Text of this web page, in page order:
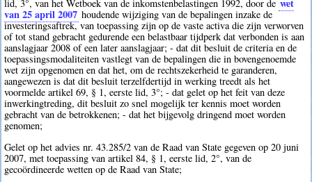
lid, 3°, van het Wetboek van de inkomstenbelastingen 1992, door de wet
van 25 april 2007 houdende wijziging van de bepalingen inzake de
investeringsaftrek, van toepassing zijn op de vaste activa die zijn verworven
of tot stand gebracht gedurende een belastbaar tijdperk dat verbonden is aan
aanslagjaar 2008 of een later aanslagjaar; - dat dit besluit de criteria en de
toepassingsmodaliteiten vastlegt van de bepalingen die in bovengenoemde
wet zijn opgenomen en dat het, om de rechtszekerheid te garanderen,
aangewezen is dat dit besluit terzelfdertijd in werking treedt als het
voormelde artikel 69, § 1, eerste lid, 3°; - dat gelet op het feit van deze
inwerkingtreding, dit besluit zo snel mogelijk ter kennis moet worden
gebracht van de betrokkenen; - dat het bijgevolg dringend moet worden
genomen;
Gelet op het advies nr. 43.285/2 van de Raad van State gegeven op 20 juni
2007, met toepassing van artikel 84, § 1, eerste lid, 2°, van de
gecoördineerde wetten op de Raad van State;